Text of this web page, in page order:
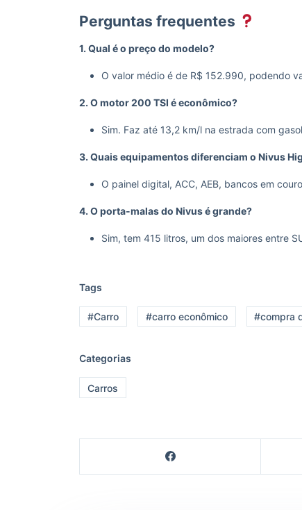
Perguntas frequentes
1. Qual é o preço do modelo?
O valor médio é de R$ 152.990, podendo
2. O motor 200 TSI é econômico?
Sim. Faz até 13,2 km/l na estrada com
3. Quais equipamentos diferenciam o Nivus
O painel digital, ACC, AEB, bancos em
4. O porta-malas do Nivus é grande?
Sim, tem 415 litros, um dos maiores entre
Tags
#Carro #carro econômico #compra
Categorias
Carros